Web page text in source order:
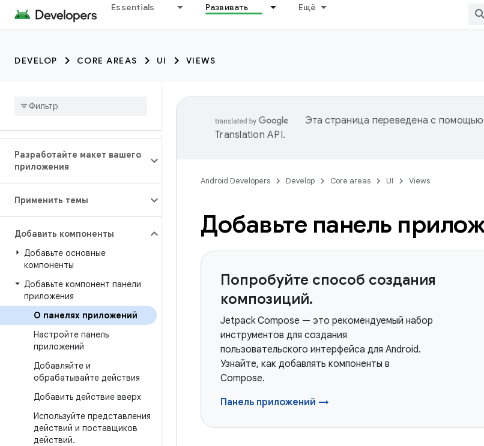
Essentials Развивать Ещё
DEVELOP CORE AREAS UI VIEWS
Разработайте макет вашего
приложения
Применить темы
Добавить компоненты
Добавьте основные
компоненты
Добавьте компонент панели
приложения
О панелях приложений
Настройте панель
приложений
Добавляйте и
обрабатывайте действия
Добавить действие вверх
Используйте представления
действий и поставщиков
действий.
Эта страница переведена с помощью
Translation API.
Android Developers Develop Core areas UI Views
Добавьте панель
Попробуйте способ создания
композиций.
Jetpack Compose — это рекомендуемый набор
инструментов для создания
пользовательского интерфейса для Android.
Узнайте, как добавлять компоненты в
Compose.
Панель приложений →